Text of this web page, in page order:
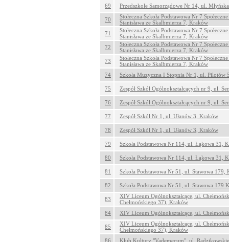
69 Przedszkole Samorządowe Nr 14, ul.
70
Stołeczna Szkoła Podstawowa Nr 7
Stanisława ze Skalbmierza 7, Kraków
71
Stołeczna Szkoła Podstawowa Nr 7
Stanisława ze Skalbmierza 7, Kraków
72
Stołeczna Szkoła Podstawowa Nr 7
Stanisława ze Skalbmierza 7, Kraków
73
Stołeczna Szkoła Podstawowa Nr 7
Stanisława ze Skalbmierza 7, Kraków
74
Szkoła Muzyczna I Stopnia Nr 1, ul. Pilotów
75 Zespół Szkół Ogólnokształcących nr 9, ul.
76 Zespół Szkół Ogólnokształcących nr 9, ul.
77 Zespół Szkół Nr 1, ul. Ułanów 3, Kraków
78 Zespół Szkół Nr 1, ul. Ułanów 3, Kraków
79 Szkoła Podstawowa Nr 114, ul. Łąkowa 31,
80 Szkoła Podstawowa Nr 114, ul. Łąkowa 31,
81 Szkoła Podstawowa Nr 51, ul. Stawowa 179,
82 Szkoła Podstawowa Nr 51, ul. Stawowa 179
83
XIV Liceum Ogólnokształcące, ul.
Chełmońskiego 37), Kraków
84
XIV Liceum Ogólnokształcące, ul.
85
XIV Liceum Ogólnokształcące, ul.
Chełmońskiego 37), Kraków
86
Klub Kultury "Vademecum", ul.